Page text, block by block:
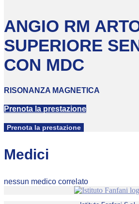
ANGIO RM
SUPERIORE
CON MDC
RISONANZA MAGNETICA
Prenota la prestazione
Prenota la prestazione
Medici
nessun medico correlato